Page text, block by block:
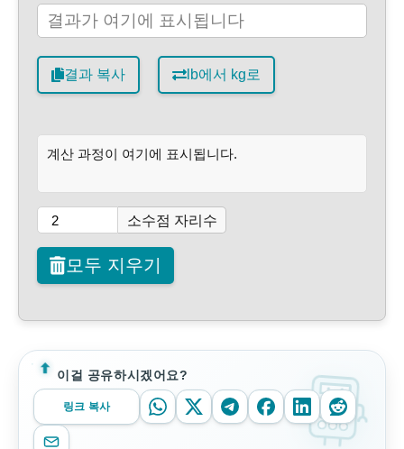
결과 복사 lb에서 kg로
계산 과정이 여기에 표시됩니다.
소수점 자리수
모두 지우기
이걸 공유하시겠어요?
링크 복사